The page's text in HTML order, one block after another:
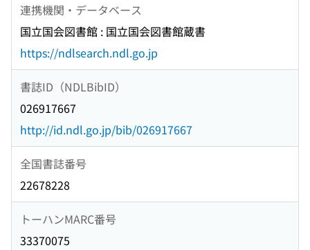
連携機関・データベース
国立国会図書館 : 国立国会図書館蔵書
https://ndlsearch.ndl.go.jp
書誌ID（NDLBibID）
026917667
http://id.ndl.go.jp/bib/026917667
全国書誌番号
22678228
トーハンMARC番号
33370075